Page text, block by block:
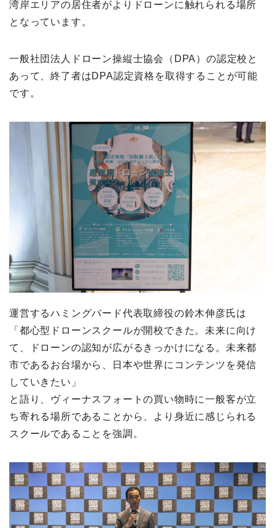
湾岸エリアの居住者がよりドローンに触れられる場所
となっています。
一般社団法人ドローン操縦士協会（DPA）の認定校と
あって、終了者はDPA認定資格を取得することが可能
です。
運営するハミングバード代表取締役の鈴木伸彦氏は
「都心型ドローンスクールが開校できた。未来に向け
て、ドローンの認知が広がるきっかけになる。未来都
市であるお台場から、日本や世界にコンテンツを発信
していきたい」
と語り、ヴィーナスフォートの買い物時に一般客が立
ち寄れる場所であることから、より身近に感じられる
スクールであることを強調。